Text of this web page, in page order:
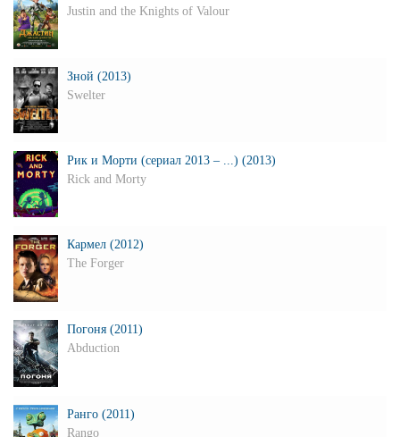
Justin and the Knights of Valour
Зной (2013)
Swelter
Рик и Морти (сериал 2013 – ...) (2013)
Rick and Morty
Кармел (2012)
The Forger
Погоня (2011)
Abduction
Ранго (2011)
Rango